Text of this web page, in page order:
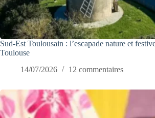
Sud-Est Toulousain : l’escapade nature et
Toulouse
14/07/2026
12 commentaires